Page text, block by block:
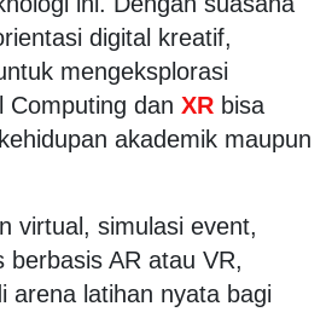
digital kreatif,
mengeksplorasi
Computing dan XR bisa
akademik maupun
virtual, simulasi event,
berbasis AR atau VR,
arena latihan nyata bagi